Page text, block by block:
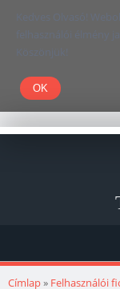
Kedves Olvasó!
felhasználói élmény
Köszönjük!
Jelenlegi hely
Címlap» Felhasználói